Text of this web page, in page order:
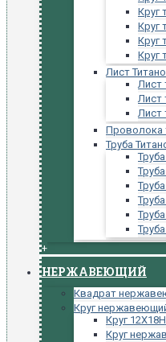
Круг
Круг
Круг
Круг
Лист
Лист
Лист
Лист
Проволока
Труба
+
НЕРЖАВЕЮЩИЙ
Квадрат
Круг
Круг
Круг